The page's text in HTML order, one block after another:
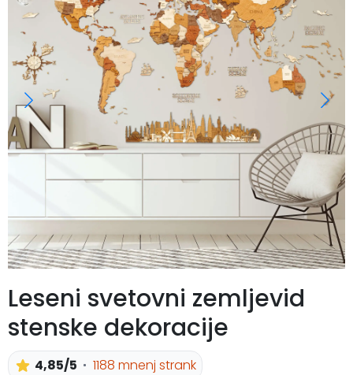
Leseni svetovni zemljevid
stenske dekoracije
4,85/5
1188 mnenj strank